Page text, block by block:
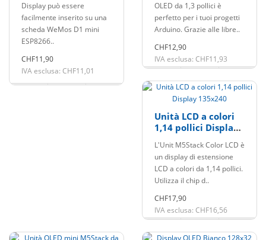
Display può essere
facilmente inserito su una
scheda WeMos D1 mini
ESP8266..
CHF11,90
IVA esclusa: CHF11,01
OLED da 1,3 pollici è
perfetto per i tuoi progetti
Arduino. Grazie alle libre..
CHF12,90
IVA esclusa: CHF11,93
Unità LCD a colori
1,14 pollici Display
L'Unit M5Stack Color LCD è
un display di estensione
LCD a colori da 1,14 pollici.
Utilizza il chip d..
CHF17,90
IVA esclusa: CHF16,56